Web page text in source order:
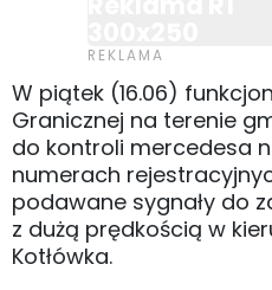
W piątek (16.06)
Granicznej na terenie
do kontroli mercedesa
numerach
podawane sygnały do
z dużą prędkością w
Kotłówka.